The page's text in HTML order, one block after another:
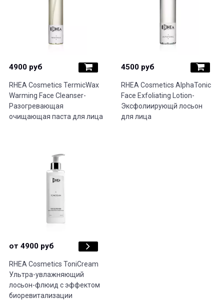
4900 руб
RHEA Cosmetics TermicWax
Warming Face Cleanser-
Разогревающая
очищающая паста для лица
4500 руб
RHEA Cosmetics AlphaTonic
Face Exfoliating Lotion-
Эксфолиирующй лосьон
для лица
от 4900 руб
RHEA Cosmetics ToniCream
Ультра-увлажняющий
лосьон-флюид с эффектом
биоревитализации